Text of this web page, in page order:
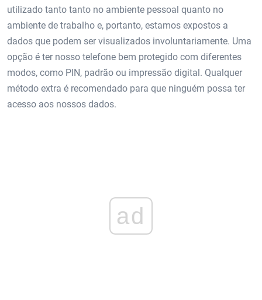
utilizado tanto tanto no ambiente pessoal quanto no
ambiente de trabalho e, portanto, estamos expostos a
dados que podem ser visualizados involuntariamente. Uma
opção é ter nosso telefone bem protegido com diferentes
modos, como PIN, padrão ou impressão digital. Qualquer
método extra é recomendado para que ninguém possa ter
acesso aos nossos dados.
ad